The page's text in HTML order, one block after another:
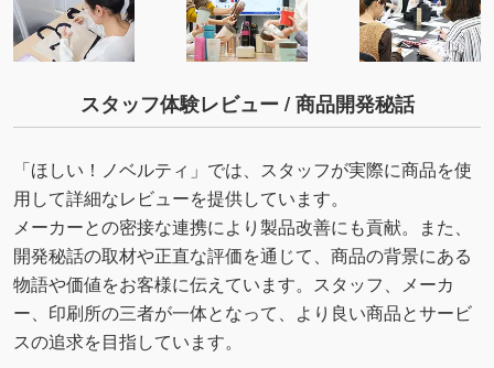
スタッフ体験レビュー / 商品開発秘話
「ほしい！ノベルティ」では、スタッフが実際に商品を使
用して詳細なレビューを提供しています。
メーカーとの密接な連携により製品改善にも貢献。また、
開発秘話の取材や正直な評価を通じて、商品の背景にある
物語や価値をお客様に伝えています。スタッフ、メーカ
ー、印刷所の三者が一体となって、より良い商品とサービ
スの追求を目指しています。